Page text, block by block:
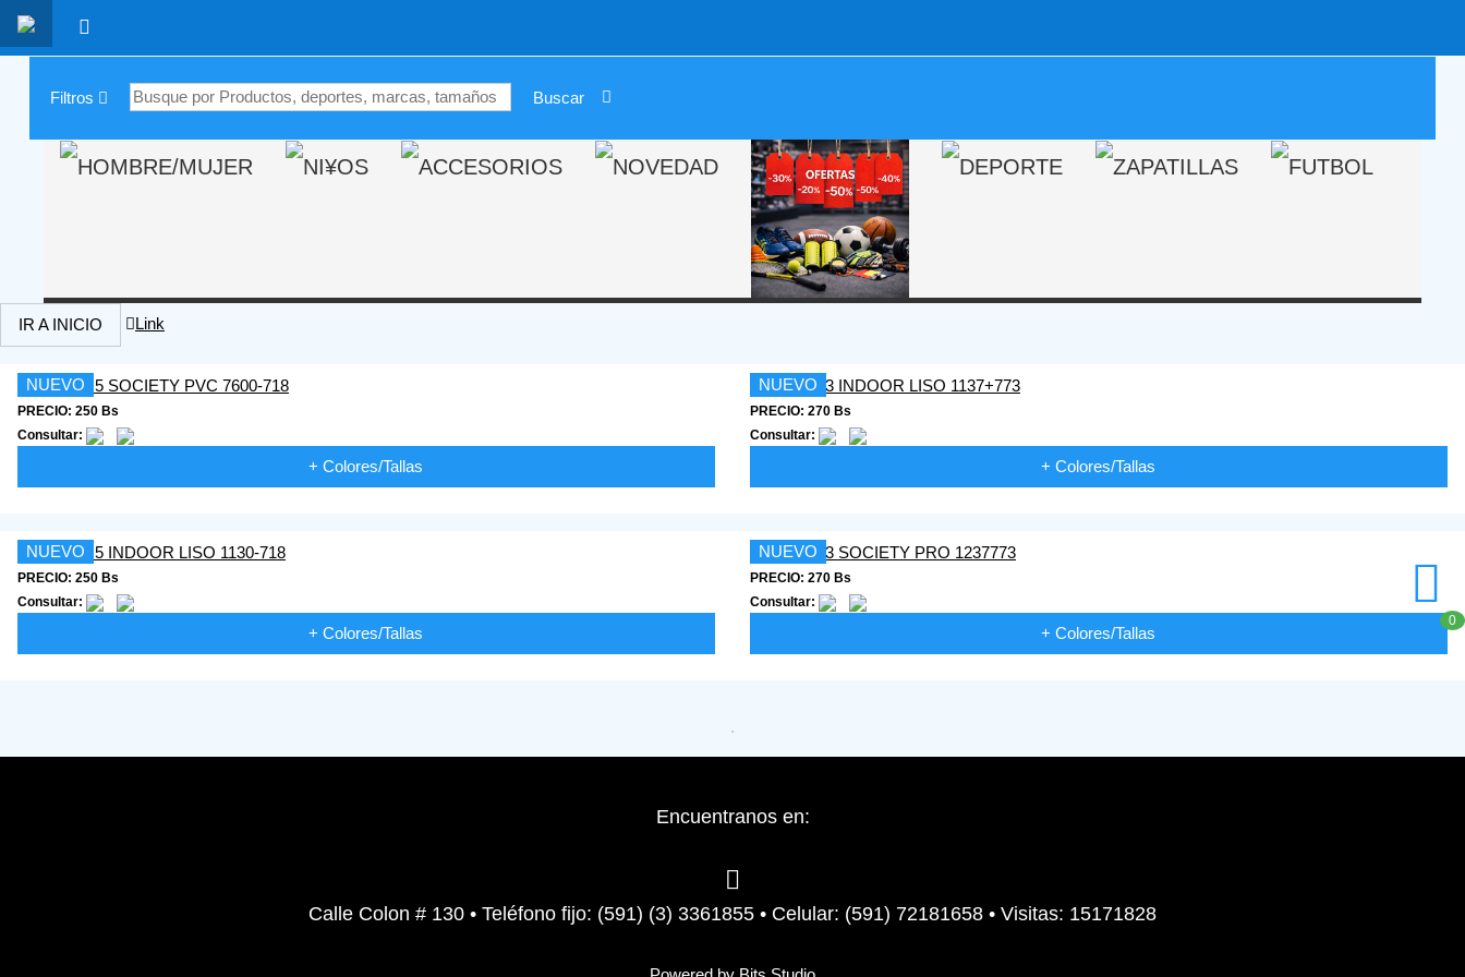
Filtros
IR A INICIO Link
NUEVO
PRECIO: 250 Bs
Consultar:
+ Colores/Tallas
NUEVO
PRECIO: 270 Bs
Consultar:
+ Colores/Tallas
NUEVO
PRECIO: 250 Bs
Consultar:
+ Colores/Tallas
NUEVO
PRECIO: 270 Bs
Consultar:
+ Colores/Tallas
0
Encuentranos en:
Calle Colon # 130 • Teléfono fijo: (591) (3) 3361855 • Celular: (591) 72181658 • Visitas: 15171828